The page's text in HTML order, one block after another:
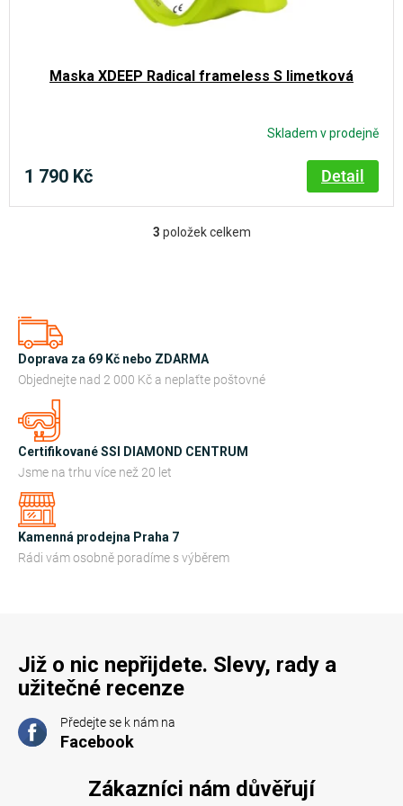
Maska XDEEP Radical frameless S limetková
Skladem v prodejně
1 790 Kč Detail
O
a
c
r
ý
u
3 položek celkem
Doprava za 69 Kč nebo ZDARMA
Objednejte nad 2 000 Kč a neplaťte poštovné
Certifikované SSI DIAMOND CENTRUM
Jsme na trhu více než 20 let
Kamenná prodejna Praha 7
Rádi vám osobně poradíme s výběrem
Již o nic nepřijdete. Slevy, rady a
užitečné recenze
Předejte se k nám na
Facebook
Zákazníci nám důvěřují